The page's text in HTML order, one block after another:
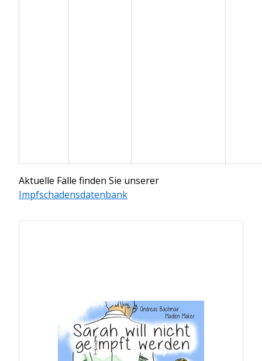
Aktuelle Fälle finden Sie unserer
Impfschadensdatenbank